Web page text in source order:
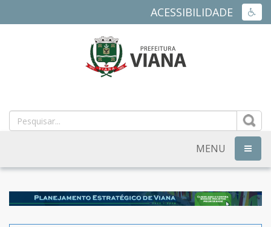
ACESSIBILIDADE
MUNICIPAL
DE
VIANA
ES
MENU